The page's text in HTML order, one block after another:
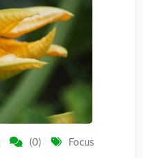
(0) Focus